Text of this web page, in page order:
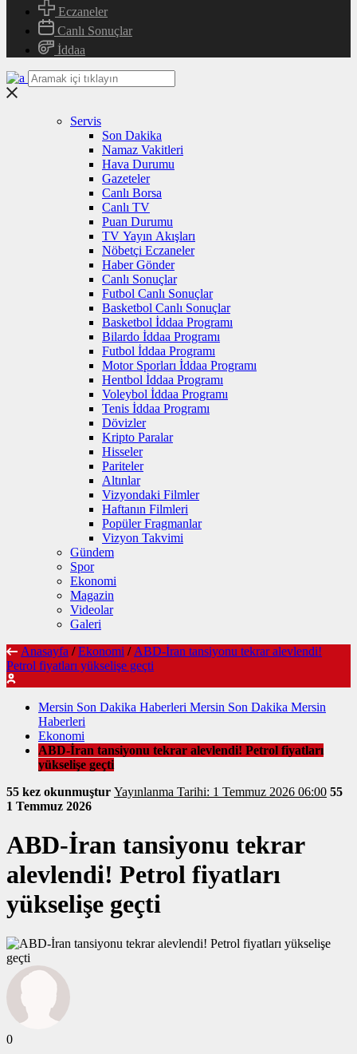
Eczaneler
Canlı Sonuçlar
İddaa
Servis
Son Dakika
Namaz Vakitleri
Hava Durumu
Gazeteler
Canlı Borsa
Canlı TV
Puan Durumu
TV Yayın Akışları
Nöbetçi Eczaneler
Haber Gönder
Canlı Sonuçlar
Futbol Canlı Sonuçlar
Basketbol Canlı Sonuçlar
Basketbol İddaa Programı
Bilardo İddaa Programı
Futbol İddaa Programı
Motor Sporları İddaa Programı
Hentbol İddaa Programı
Voleybol İddaa Programı
Tenis İddaa Programı
Dövizler
Kripto Paralar
Hisseler
Pariteler
Altınlar
Vizyondaki Filmler
Haftanın Filmleri
Popüler Fragmanlar
Vizyon Takvimi
Gündem
Spor
Ekonomi
Magazin
Videolar
Galeri
Anasayfa / Ekonomi / ABD-İran tansiyonu tekrar alevlendi!
Petrol fiyatları yükselişe geçti
Mersin Son Dakika Haberleri Mersin Son Dakika Mersin
Haberleri
Ekonomi
ABD-İran tansiyonu tekrar alevlendi! Petrol fiyatları
yükselişe geçti
55 kez okunmuştur
Yayınlanma Tarihi: 1 Temmuz 2026 06:00 55
1 Temmuz 2026
ABD-İran tansiyonu tekrar
alevlendi! Petrol fiyatları
yükselişe geçti
0